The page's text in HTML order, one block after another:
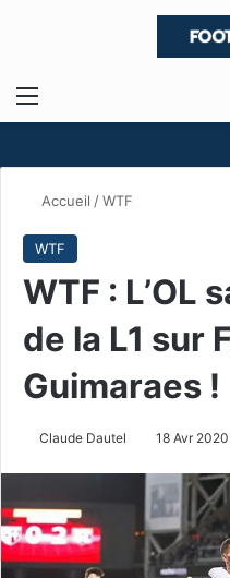
Menu
Accueil /WTF
WTF
WTF : L’OL
de la L1 sur
Guimaraes !
Claude Dautel 18 Avr